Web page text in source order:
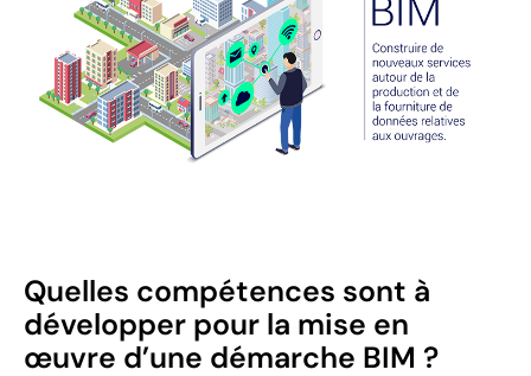
Quelles compétences sont à
développer pour la mise en
œuvre d’une démarche BIM ?